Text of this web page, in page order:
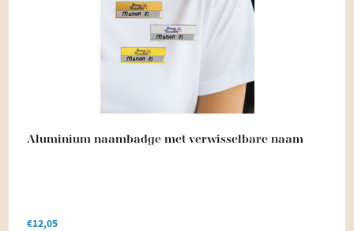
Aluminium naambadge met verwisselbare naam
€12,05